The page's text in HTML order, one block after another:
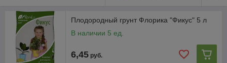
Плодородный грунт Флорика "Фикус" 5 л
В наличии 5 ед.
6,45 руб.